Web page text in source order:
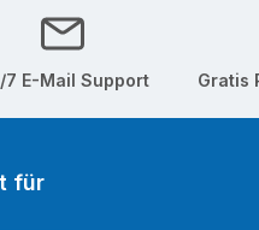
7 E-Mail Support Gratis
für